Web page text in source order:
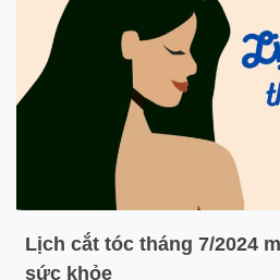
Lịch cắt tóc tháng 7/2024
sức khỏe